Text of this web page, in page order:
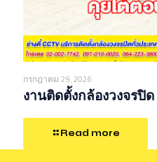
กรกฎาคม 29, 2026
งานติดตั้งกล้องวงจรปิ
Read more